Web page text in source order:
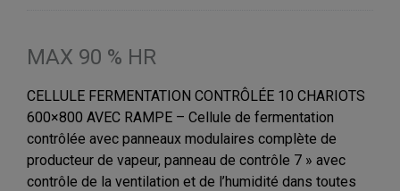
MAX 90 % HR
CELLULE FERMENTATION CONTRÔLÉE 10 CHARIOTS
600×800 AVEC RAMPE – Cellule de fermentation
contrôlée avec panneaux modulaires complète de
producteur de vapeur, panneau de contrôle 7 » avec
contrôle de la ventilation et de l’humidité dans toutes